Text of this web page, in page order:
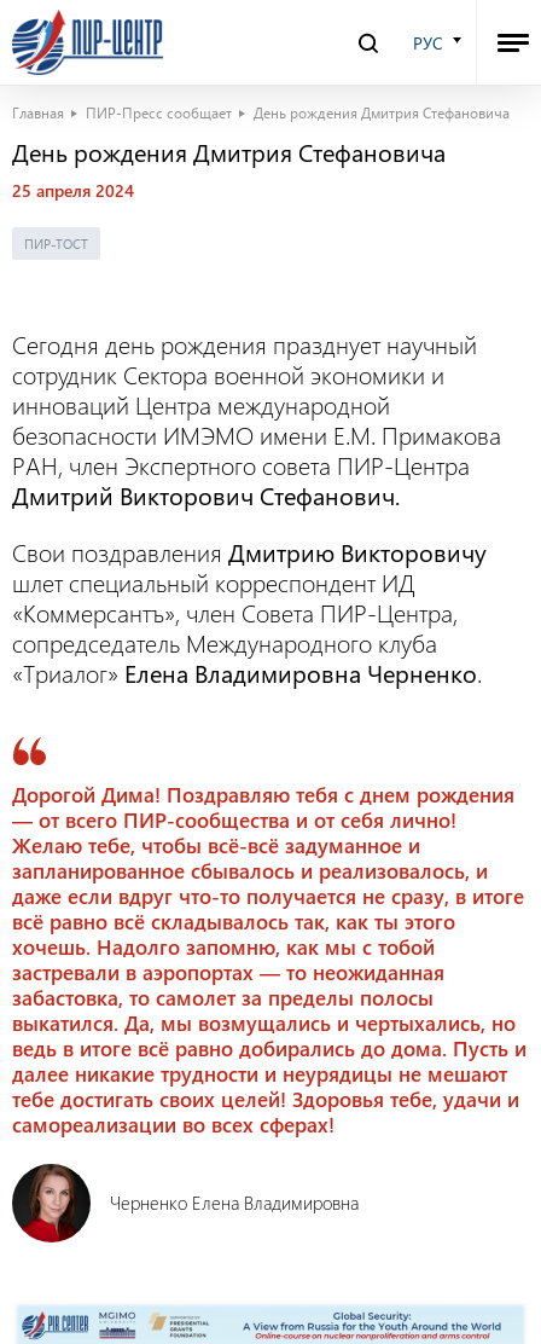
РУС
Главная ПИР-Пресс сообщает День рождения Дмитрия Стефановича
День рождения Дмитрия Стефановича
25 апреля 2024
ПИР-ТОСТ
Сегодня день рождения празднует научный
сотрудник Сектора военной экономики и
инноваций Центра международной
безопасности ИМЭМО имени Е.М. Примакова
РАН, член Экспертного совета ПИР-Центра
Дмитрий Викторович Стефанович.
Свои поздравления Дмитрию Викторовичу
шлет специальный корреспондент ИД
«Коммерсантъ», член Совета ПИР-Центра,
сопредседатель Международного клуба
«Триалог» Елена Владимировна Черненко.
Дорогой Дима! Поздравляю тебя с днем рождения
— от всего ПИР-сообщества и от себя лично!
Желаю тебе, чтобы всё-всё задуманное и
запланированное сбывалось и реализовалось, и
даже если вдруг что-то получается не сразу, в итоге
всё равно всё складывалось так, как ты этого
хочешь. Надолго запомню, как мы с тобой
застревали в аэропортах — то неожиданная
забастовка, то самолет за пределы полосы
выкатился. Да, мы возмущались и чертыхались, но
ведь в итоге всё равно добирались до дома. Пусть и
далее никакие трудности и неурядицы не мешают
тебе достигать своих целей! Здоровья тебе, удачи и
самореализации во всех сферах!
Черненко Елена Владимировна